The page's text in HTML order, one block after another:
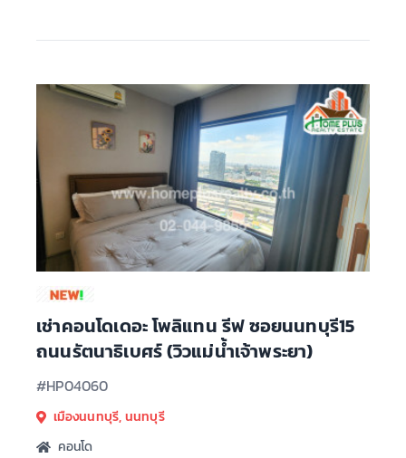
เช่าคอนโดเดอะ โพลิแทน รีฟ ซอยนนทบุรี15
ถนนรัตนาธิเบศร์ (วิวแม่น้ำเจ้าพระยา)
#HP04060
เมืองนนทบุรี, นนทบุรี
คอนโด